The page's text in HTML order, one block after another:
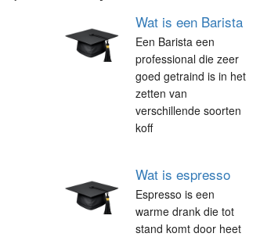
Wat is een Barista
Een Barista een
professional die zeer
goed getraind is in het
zetten van
verschillende soorten
koff
Wat is espresso
Espresso is een
warme drank die tot
stand komt door heet